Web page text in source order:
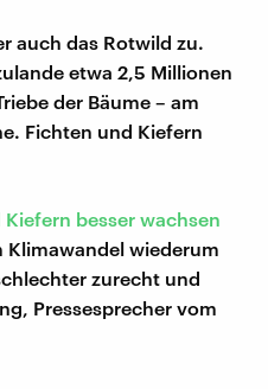
auch das Rotwild zu.
etwa 2,5 Millionen
der Bäume – am
Fichten und Kiefern
besser wachsen
Klimawandel wiederum
zurecht und
Pressesprecher vom